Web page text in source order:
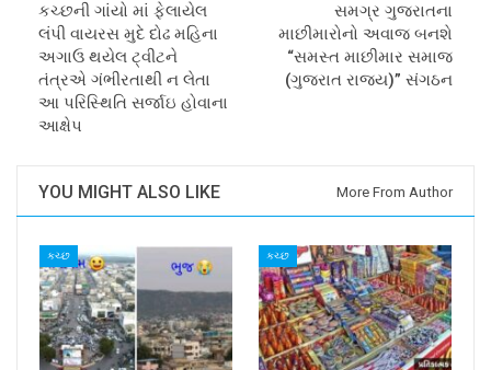
કચ્છની ગાંયો માં ફેલાયેલ
લંપી વાયરસ મુદે દોઢ મહિના
અગાઉ થયેલ ટ્વીટને
તંત્રએ ગંભીરતાથી ન લેતા
આ પરિસ્થિતિ સર્જાઇ હોવાના
આક્ષેપ
સમગ્ર ગુજરાતના
માછીમારોનો અવાજ બનશે
“સમસ્ત માછીમાર સમાજ
(ગુજરાત રાજ્ય)” સંગઠન
YOU MIGHT ALSO LIKE More From Author
કચ્છ કચ્છ